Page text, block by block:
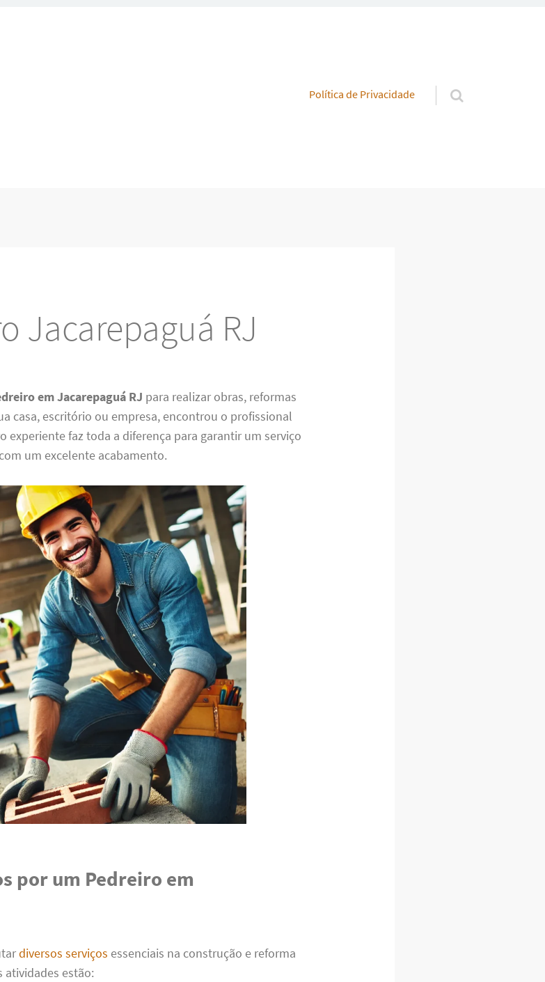
Pular para o conteúdo
Política de Privacidade
Jacarepaguá RJ
em Jacarepaguá RJ para realizar obras, reformas
casa, escritório ou empresa, encontrou o profissional
experiente faz toda a diferença para garantir um serviço
um excelente acabamento.
por um Pedreiro em
diversos serviços essenciais na construção e reforma
atividades estão: